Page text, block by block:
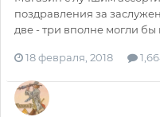
поздравления за
две - три вполне могли бы
18 февраля, 2018